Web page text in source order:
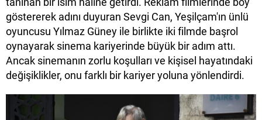
göstererek adını duyuran Sevgi Can, Yeşilçam'ın ünlü
oyuncusu Yılmaz Güney ile birlikte iki filmde başrol
oynayarak sinema kariyerinde büyük bir adım attı.
Ancak sinemanın zorlu koşulları ve kişisel hayatındaki
değişiklikler, onu farklı bir kariyer yoluna yönlendirdi.